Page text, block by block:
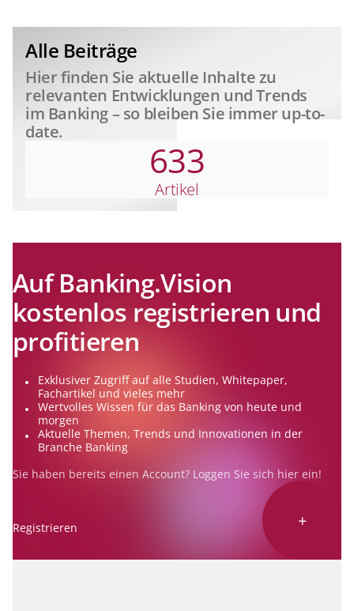
Alle Beiträge
Hier finden Sie aktuelle Inhalte zu
relevanten Entwicklungen und Trends
im Banking – so bleiben Sie immer up-to-
date.
633
Artikel
Auf Banking.Vision
kostenlos registrieren und
profitieren
Exklusiver Zugriff auf alle Studien, Whitepaper,
Fachartikel und vieles mehr
Wertvolles Wissen für das Banking von heute und
morgen
Aktuelle Themen, Trends und Innovationen in der
Branche Banking
Sie haben bereits einen Account? Loggen Sie sich hier ein!
Registrieren +